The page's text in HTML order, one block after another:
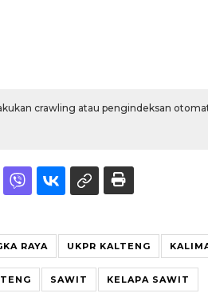
crawling atau pengindeksan
RAYA UKPR KALTENG
SAWIT KELAPA SAWIT